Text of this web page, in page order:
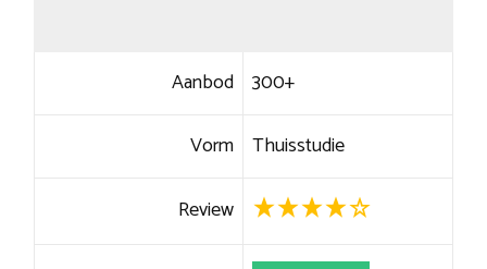
Aanbod 300+
Vorm Thuisstudie
Review